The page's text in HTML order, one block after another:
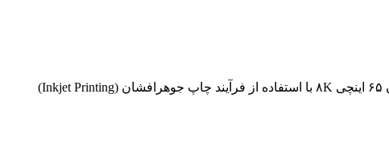
کمپانی TCL در رویداد Display Week 2023 از تلویزیون اولد جدیدی رونمایی کرد که پس از تاشدن به یک میز تبدیل می‌شود. این تلویزیون ۶۵ اینچی ۸K با استفاده از فرآیند چاپ جوهرافشان (Inkjet Printing)